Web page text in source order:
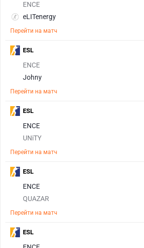
ENCE
eLITenergy
Перейти на матч
ENCE
Johny
Перейти на матч
ESL
ENCE
UNiTY
Перейти на матч
ESL
ENCE
QUAZAR
Перейти на матч
ESL
ESL